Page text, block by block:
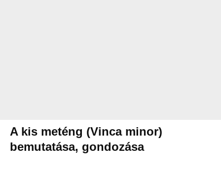
A kis meténg (Vinca minor)
bemutatása, gondozása